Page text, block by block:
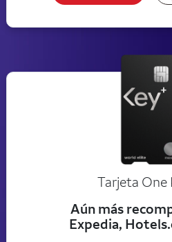
Tarjeta One
Aún más
Expedia,